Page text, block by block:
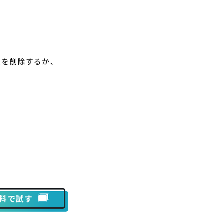
削除するか、
で試す